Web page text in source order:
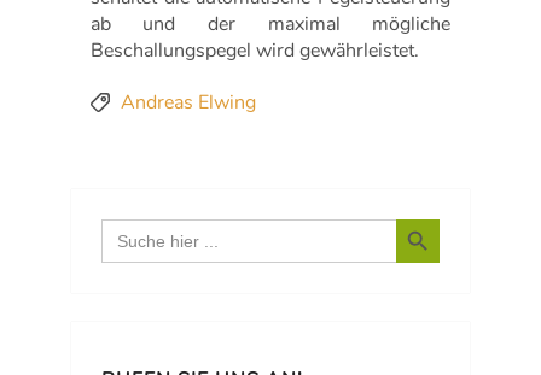
ab und der maximal mögliche
Beschallungspegel wird gewährleistet.
Andreas Elwing
Search
for:
Search Button